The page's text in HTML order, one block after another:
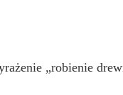
„robienie